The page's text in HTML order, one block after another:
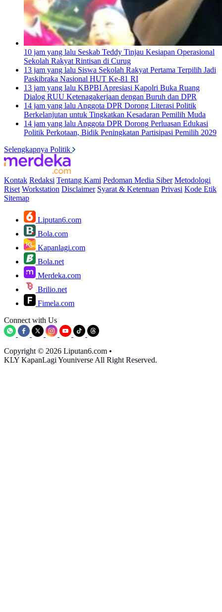
10 jam yang lalu Seskab Teddy Tinjau Kesiapan Operasional
Sekolah Rakyat Rintisan di Curug
13 jam yang lalu Siswa Sekolah Rakyat Pertama Terpilih Jadi
Paskibraka Nasional HUT Ke-81 RI
13 jam yang lalu KBPBI Apresiasi Kapolri Buka Ruang
Dialog RUU Ketenagakerjaan dengan Buruh dan DPR
14 jam yang lalu Anggota DPR Dorong Literasi Politik
Berkelanjutan untuk Tingkatkan Kesadaran Pemilih Muda
14 jam yang lalu Anggota DPR Dorong Perluasan Edukasi
Politik Perkotaan, Bidik Peningkatan Partisipasi Pemilih 2029
Selengkapnya Politik
Kontak Redaksi Tentang Kami Pedoman Media Siber Metodologi
Riset Workstation Disclaimer Syarat & Ketentuan Privasi Kode Etik
Sitemap
Liputan6.com
Bola.com
Kapanlagi.com
Bola.net
Merdeka.com
Brilio.net
Fimela.com
Connect with Us
Copyright © 2026 Liputan6.com •
KLY KapanLagi Youniverse All Right Reserved.